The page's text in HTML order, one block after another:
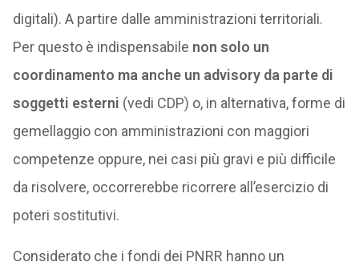
digitali). A partire dalle amministrazioni territoriali.
Per questo è indispensabile non solo un
coordinamento ma anche un advisory da parte di
soggetti esterni (vedi CDP) o, in alternativa, forme di
gemellaggio con amministrazioni con maggiori
competenze oppure, nei casi più gravi e più difficile
da risolvere, occorrerebbe ricorrere all’esercizio di
poteri sostitutivi.
Considerato che i fondi dei PNRR hanno un